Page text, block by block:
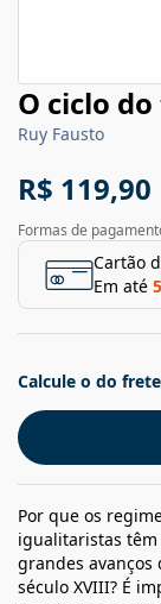
O ciclo
Ruy Fausto
R$ 119,90
Formas de
Cartão
Em até 5
Calcule o do
Por que os
igualitaristas
grandes
século XVIII? É